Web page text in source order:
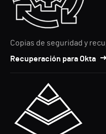
Copias de seguridad y
Recuperación para Okta